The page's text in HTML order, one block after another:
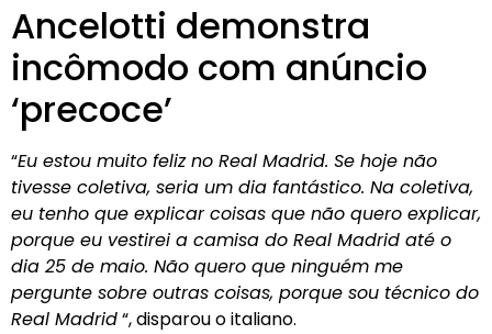
Ancelotti demonstra
incômodo com anúncio
‘precoce’
“Eu estou muito feliz no Real Madrid. Se hoje não
tivesse coletiva, seria um dia fantástico. Na coletiva,
eu tenho que explicar coisas que não quero explicar,
porque eu vestirei a camisa do Real Madrid até o
dia 25 de maio. Não quero que ninguém me
pergunte sobre outras coisas, porque sou técnico do
Real Madrid“, disparou o italiano.